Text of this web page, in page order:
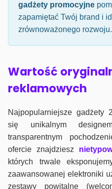
gadżety promocyjne
zapamiętać Twój brand i
zrównoważonego rozwoju.
Wartość
reklamowych
Najpopularniejsze gadżety
się unikalnym
transparentnym
ofercie znajdziesz
których trwale
zaawansowanej elektroniki
zestawy powitalne